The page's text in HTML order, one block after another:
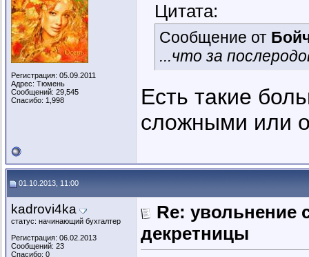
Регистрация: 05.09.2011
Адрес: Тюмень
Сообщений: 29,545
Спасибо: 1,998
Цитата:
Сообщение от
...что за
Есть такие
сложными или
01.10.2013, 11:00
kadrovi4ka
статус: начинающий бухгалтер
Регистрация: 06.02.2013
Сообщений: 23
Спасибо: 0
Re: увольнение
декретницы